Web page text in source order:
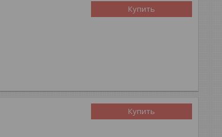
Купить
Купить